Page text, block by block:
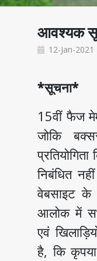
आवश्यक
12-Jan-2021
*सूचना*
15वीं फैज
जोकि
निबंधित
वेबसाइट के
आलोक में
एवं
है, कि कृपया